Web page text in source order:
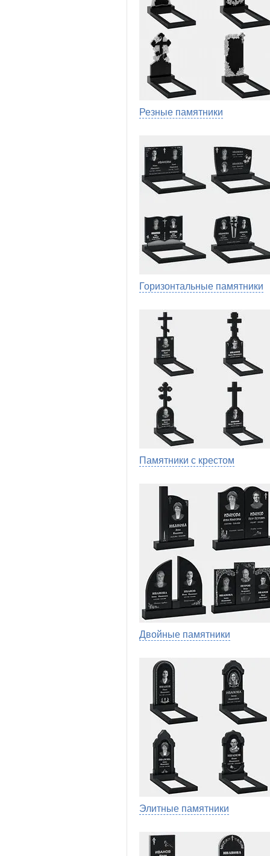
Резные памятники
Горизонтальные памятники
Памятники с крестом
Двойные памятники
Элитные памятники